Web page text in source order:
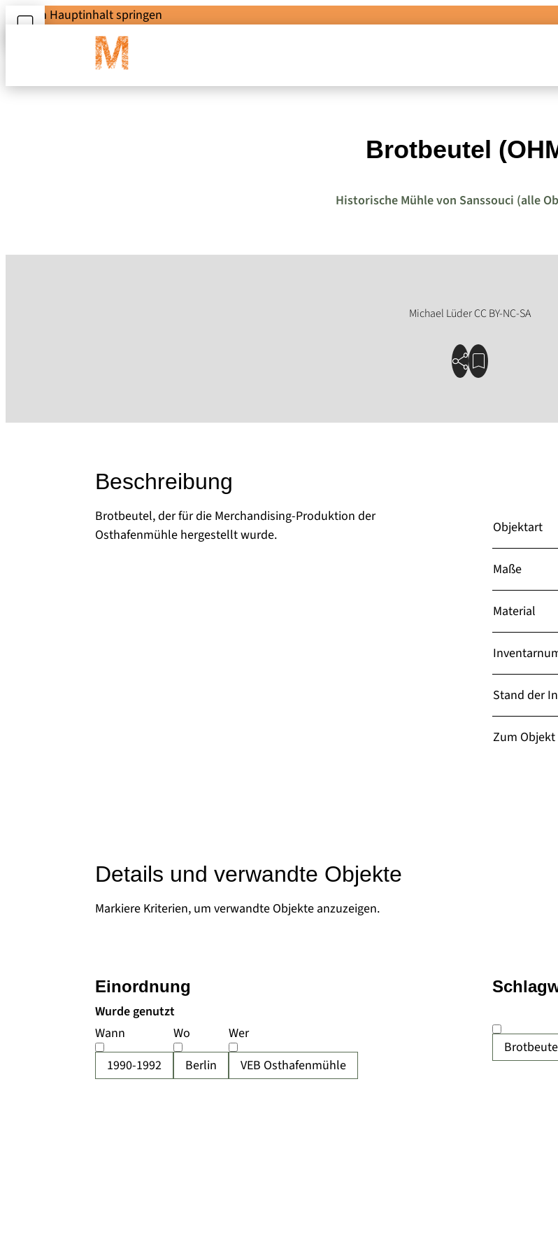
Zum Hauptinhalt springen
Brotbeutel
Historische Mühle von Sanssouci (alle
Beschreibung
Brotbeutel, der für die Merchandising-Produktion der
Osthafenmühle hergestellt wurde.
Objektart
Maße
Material
Stand der
Zum
Details und verwandte Objekte
Markiere Kriterien, um verwandte Objekte anzuzeigen.
Wurde genutzt
Wann
1990-1992
Wo
Berlin
Wer
VEB Osthafenmühle
Einordnung